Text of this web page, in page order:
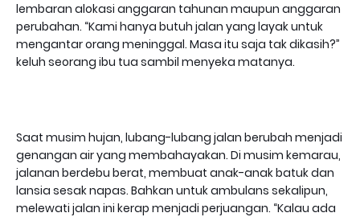
lembaran alokasi anggaran tahunan maupun anggaran
perubahan. “Kami hanya butuh jalan yang layak untuk
mengantar orang meninggal. Masa itu saja tak dikasih?”
keluh seorang ibu tua sambil menyeka matanya.
Saat musim hujan, lubang-lubang jalan berubah menjadi
genangan air yang membahayakan. Di musim kemarau,
jalanan berdebu berat, membuat anak-anak batuk dan
lansia sesak napas. Bahkan untuk ambulans sekalipun,
melewati jalan ini kerap menjadi perjuangan. “Kalau ada